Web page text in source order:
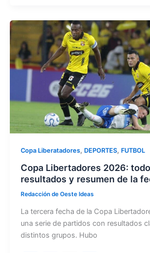
e
b
o
o
o
d
o
n
l
p
ar
tir
Copa Liberatadores, DEPORTES, FUTBOL
Copa Libertadores 2026:
resultados y resumen de la
Redacción de Oeste Ideas
La tercera fecha de la Copa
una serie de partidos con resultados
distintos grupos. Hubo